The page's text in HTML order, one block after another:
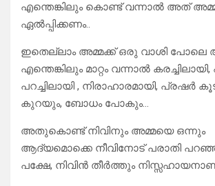
എന്തെങ്കിലും കൊണ്ട് വന്നാൽ അത്
ഏൽപ്പിക്കണം..
ഇതെല്ലാം അമ്മക്ക് ഒരു വാശി
എന്തെങ്കിലും മാറ്റം വന്നാൽ
പറച്ചിലായി , നിരാഹാരമായി, പ്രഷർ
കുറയും, ബോധം പോകും…
അതുകൊണ്ട് നിവിനും അമ്മയെ ഒന്നും
ആദ്യമൊക്കെ നീവിനോട് പരാതി
പക്ഷേ, നിവിൻ തീർത്തും